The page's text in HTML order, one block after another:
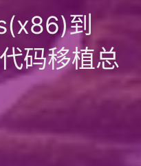
到
码移植总